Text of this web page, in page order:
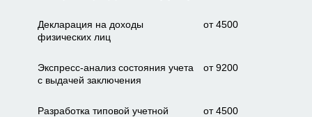
Декларация на доходы
физических лиц
от 4500
Экспресс-анализ состояния учета
с выдачей заключения
от 9200
Разработка типовой учетной
от 4500